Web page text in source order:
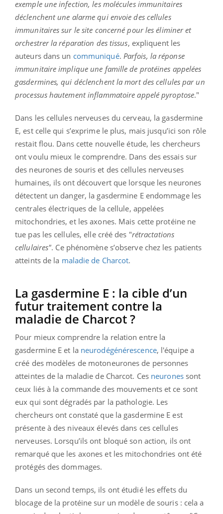
exemple une infection, les molécules immunitaires
déclenchent une alarme qui envoie des cellules
immunitaires sur le site concerné pour les éliminer et
orchestrer la réparation des tissus, expliquent les
auteurs dans un communiqué. Parfois, la réponse
immunitaire implique une famille de protéines appelées
gasdermines, qui déclenchent la mort des cellules par un
processus hautement inflammatoire appelé pyroptose."
Dans les cellules nerveuses du cerveau, la gasdermine
E, est celle qui s’exprime le plus, mais jusqu’ici son rôle
restait flou. Dans cette nouvelle étude, les chercheurs
ont voulu mieux le comprendre. Dans des essais sur
des neurones de souris et des cellules nerveuses
humaines, ils ont découvert que lorsque les neurones
détectent un danger, la gasdermine E endommage les
centrales électriques de la cellule, appelées
mitochondries, et les axones. Mais cette protéine ne
tue pas les cellules, elle créé des "rétractations
cellulaires". Ce phénomène s’observe chez les patients
atteints de la maladie de Charcot.
La gasdermine E : la cible d’un
futur traitement contre la
maladie de Charcot ?
Pour mieux comprendre la relation entre la
gasdermine E et la neurodégénérescence, l'équipe a
créé des modèles de motoneurones de personnes
atteintes de la maladie de Charcot. Ces neuronessont
ceux liés à la commande des mouvements et ce sont
eux qui sont dégradés par la pathologie. Les
chercheurs ont constaté que la gasdermine E est
présente à des niveaux élevés dans ces cellules
nerveuses. Lorsqu’ils ont bloqué son action, ils ont
remarqué que les axones et les mitochondries ont été
protégés des dommages.
Dans un second temps, ils ont étudié les effets du
blocage de la protéine sur un modèle de souris : cela a